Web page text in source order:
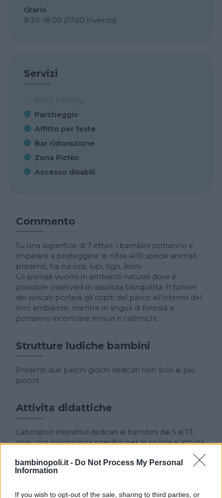
bambinopoli.it - Do Not Process My Personal
Information
If you wish to opt-out of the sale, sharing to third parties, or
Orario
9.30-18.00 (17.00 inverno)
Servizi
Parcheggio
Affitto per feste
Bar ristorazione
Zona PicNic
Accesso disabili
Commento
Su una superficie di 7 ettari, i bambini potranno e
imparare a proteggere le oltre 400 specie animali
presenti, tra cui orsi, lupi, tigri, leoni.
Gli animali vivono in ambienti naturali dove è
possibile osservarli in assoluta tranquillità. Il tunnel
dei suricati porterà gli ospiti del parco all’interno del
loro ambiente, mentre in angoli di foresta si
potranno incontrare lemuri e callimichi.
Strutture ludiche bambini
Presenti due parchi giochi dedicati non solo ai più
piccoli.
Attivita didattiche
Laboratori interattivi dedicati ai bambini dai 5 ai 13
anni, con programmi specifici per le scuole e attività